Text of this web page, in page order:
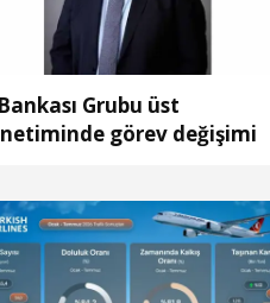
Grubu üst
görev değişimi